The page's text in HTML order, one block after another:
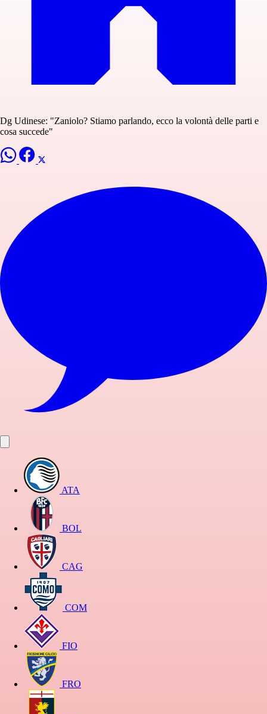
Dg Udinese: "Zaniolo? Stiamo parlando, ecco la volontà delle parti e
cosa succede"
ATA
BOL
CAG
COM
FIO
FRO